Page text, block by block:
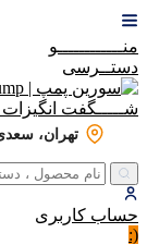
منــــــــــــو
دستــرسی
شـــــگفت انگیزات
تهران، سعدی
حساب کاربری
(: